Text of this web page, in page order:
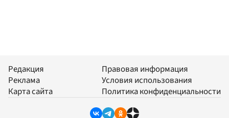
Редакция
Реклама
Карта сайта
Правовая информация
Условия использования
Политика конфиденциальности